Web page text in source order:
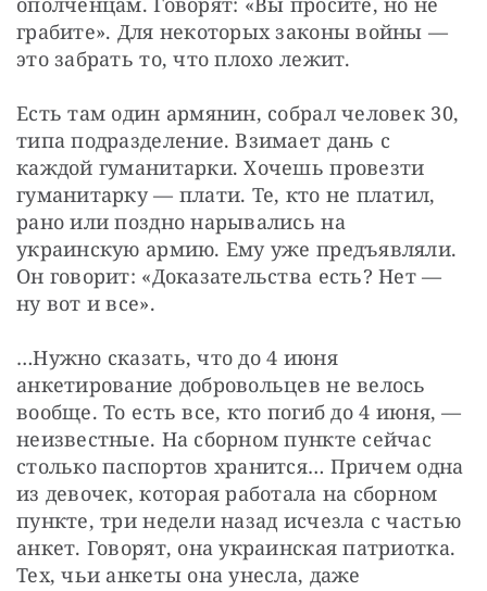
грабите». Для некоторых законы войны —
это забрать то, что плохо лежит.
Есть там один армянин, собрал человек 30,
типа подразделение. Взимает дань с
каждой гуманитарки. Хочешь провезти
гуманитарку — плати. Те, кто не платил,
рано или поздно нарывались на
украинскую армию. Ему уже предъявляли.
Он говорит: «Доказательства есть? Нет —
ну вот и все».
…Нужно сказать, что до 4 июня
анкетирование добровольцев не велось
вообще. То есть все, кто погиб до 4 июня, —
неизвестные. На сборном пункте сейчас
столько паспортов хранится… Причем одна
из девочек, которая работала на сборном
пункте, три недели назад исчезла с частью
анкет. Говорят, она украинская патриотка.
Тех, чьи анкеты она унесла, даже